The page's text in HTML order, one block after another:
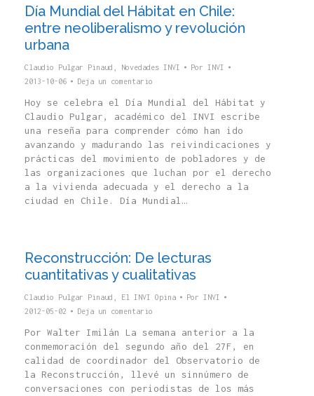
Día Mundial del Hábitat en Chile:
entre neoliberalismo y revolución
urbana
Claudio Pulgar Pinaud Novedades INVI Por INVI
2013-10-06
Deja un comentario
Hoy se celebra el Día Mundial del Hábitat y
Claudio Pulgar, académico del INVI escribe
una reseña para comprender cómo han ido
avanzando y madurando las reivindicaciones y
prácticas del movimiento de pobladores y de
las organizaciones que luchan por el derecho
a la vivienda adecuada y el derecho a la
ciudad en Chile. Día Mundial…
Reconstrucción: De lecturas
cuantitativas y cualitativas
Claudio Pulgar Pinaud El INVI Opina Por INVI
2012-05-02
Deja un comentario
Por Walter Imilán La semana anterior a la
conmemoración del segundo año del 27F, en
calidad de coordinador del Observatorio de
la Reconstrucción, llevé un sinnúmero de
conversaciones con periodistas de los más